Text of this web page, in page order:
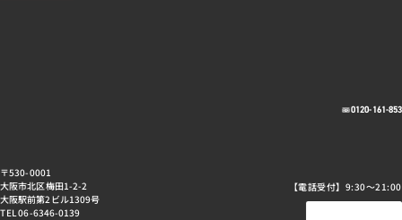
〒530-0001
大阪市北区梅田1-2-2
大阪駅前第2ビル1309号
TEL 06-6346-0139
0120-161-853
【電話受付】9:30～21:00